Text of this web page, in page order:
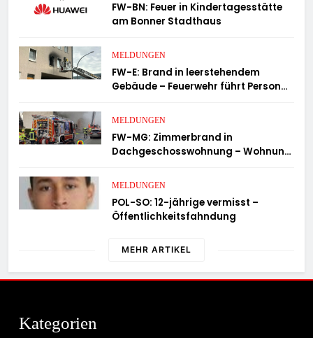
FW-BN: Feuer in Kindertagesstätte
am Bonner Stadthaus
MELDUNGEN
FW-E: Brand in leerstehendem
Gebäude – Feuerwehr führt Person
MELDUNGEN
FW-MG: Zimmerbrand in
Dachgeschosswohnung – Wohnung
MELDUNGEN
POL-SO: 12-jährige vermisst –
Öffentlichkeitsfahndung
MEHR ARTIKEL
Kategorien